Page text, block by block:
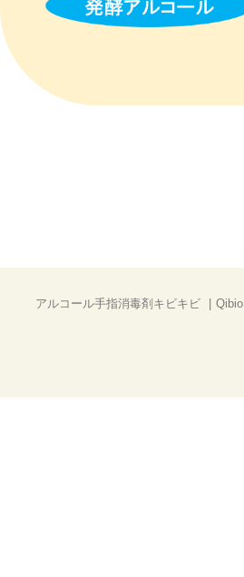
アルコール手指消毒剤キビキビ Qibio